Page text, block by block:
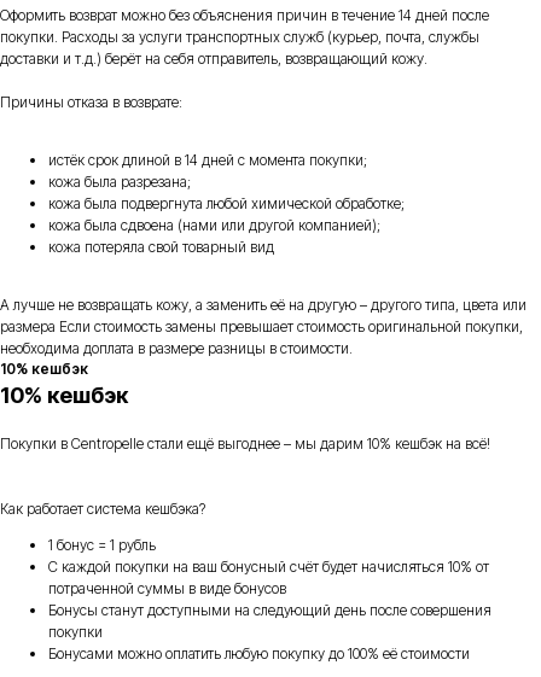
Оформить возврат можно без объяснения причин в течение 14 дней после
покупки. Расходы за услуги транспортных служб (курьер, почта, службы
доставки и т.д.) берёт на себя отправитель, возвращающий кожу.
Причины отказа в возврате:
истёк срок длиной в 14 дней с момента покупки;
кожа была разрезана;
кожа была подвергнута любой химической обработке;
кожа была сдвоена (нами или другой компанией);
кожа потеряла свой товарный вид
А лучше не возвращать кожу, а заменить её на другую – другого типа, цвета или
размера Если стоимость замены превышает стоимость оригинальной покупки,
необходима доплата в размере разницы в стоимости.
10% кешбэк
10% кешбэк
Покупки в Centropelle стали ещё выгоднее – мы дарим 10% кешбэк на всё!
Как работает система кешбэка?
1 бонус = 1 рубль
С каждой покупки на ваш бонусный счёт будет начисляться 10% от
потраченной суммы в виде бонусов
Бонусы станут доступными на следующий день после совершения
покупки
Бонусами можно оплатить любую покупку до 100% её стоимости